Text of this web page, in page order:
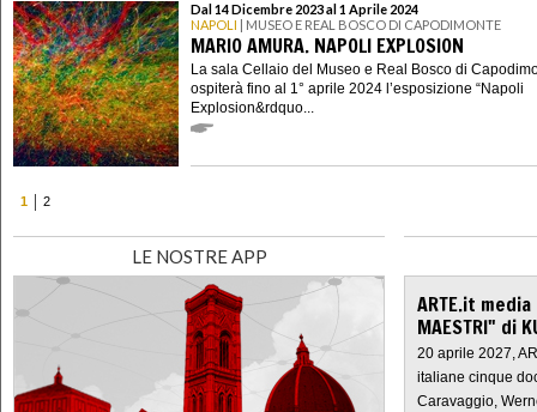
Dal 14 Dicembre 2023 al 1 Aprile 2024
NAPOLI | MUSEO E REAL BOSCO DI CAPODIMONTE
MARIO AMURA. NAPOLI EXPLOSION
La sala Cellaio del Museo e Real Bosco di
ospiterà fino al 1° aprile 2024 l’esposizione “Napoli
Explosion&rdquo...
1 2
LE NOSTRE APP
ARTE.it
MAESTRI" di
20 aprile 2027,
italiane cinque
Caravaggio,